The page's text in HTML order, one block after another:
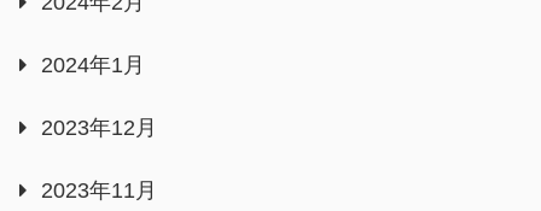
2024年1月
2023年12月
2023年11月